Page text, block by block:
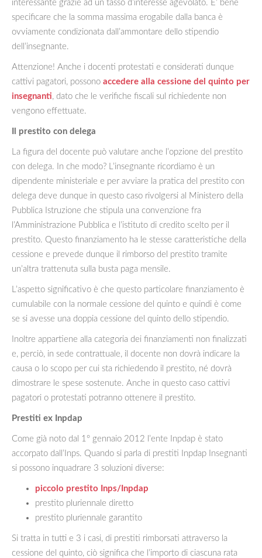
interessante grazie ad un tasso d’interesse agevolato. E’ bene
specificare che la somma massima erogabile dalla banca è
ovviamente condizionata dall’ammontare dello stipendio
dell’insegnante.
Attenzione! Anche i docenti protestati e considerati dunque
cattivi pagatori, possono accedere alla cessione del quinto per
insegnanti, dato che le verifiche fiscali sul richiedente non
vengono effettuate.
Il prestito con delega
La figura del docente può valutare anche l’opzione del prestito
con delega. In che modo? L’insegnante ricordiamo è un
dipendente ministeriale e per avviare la pratica del prestito con
delega deve dunque in questo caso rivolgersi al Ministero della
Pubblica Istruzione che stipula una convenzione fra
l’Amministrazione Pubblica e l’istituto di credito scelto per il
prestito. Questo finanziamento ha le stesse caratteristiche della
cessione e prevede dunque il rimborso del prestito tramite
un’altra trattenuta sulla busta paga mensile.
L’aspetto significativo è che questo particolare finanziamento è
cumulabile con la normale cessione del quinto e quindi è come
se si avesse una doppia cessione del quinto dello stipendio.
Inoltre appartiene alla categoria dei finanziamenti non finalizzati
e, perciò, in sede contrattuale, il docente non dovrà indicare la
causa o lo scopo per cui sta richiedendo il prestito, né dovrà
dimostrare le spese sostenute. Anche in questo caso cattivi
pagatori o protestati potranno ottenere il prestito.
Prestiti ex Inpdap
Come già noto dal 1° gennaio 2012 l’ente Inpdap è stato
accorpato dall’Inps. Quando si parla di prestiti Inpdap Insegnanti
si possono inquadrare 3 soluzioni diverse:
piccolo prestito Inps/Inpdap
prestito pluriennale diretto
prestito pluriennale garantito
Si tratta in tutti e 3 i casi, di prestiti rimborsati attraverso la
cessione del quinto, ciò significa che l’importo di ciascuna rata